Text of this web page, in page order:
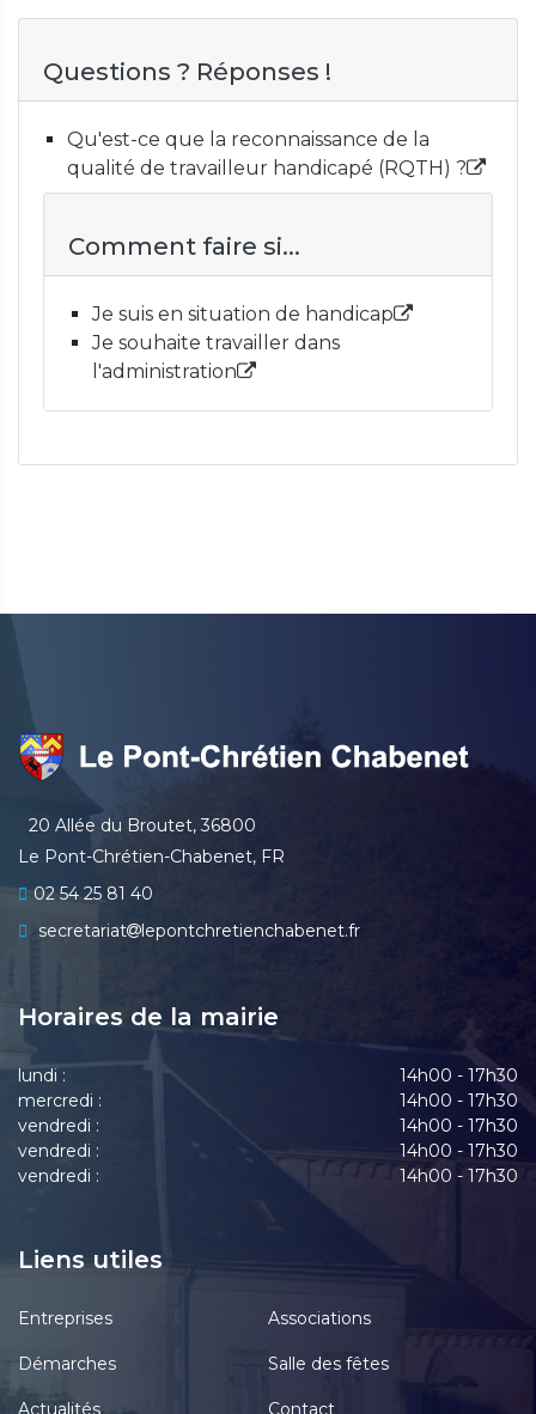
Questions ? Réponses !
Qu'est-ce que la reconnaissance de la
qualité de travailleur handicapé (RQTH) ?
Comment faire si...
Je suis en situation de handicap
Je souhaite travailler dans
l'administration
20 Allée du Broutet, 36800
Le Pont-Chrétien-Chabenet, FR
02 54 25 81 40
secretariat
lepontchretienchabenet.fr
Horaires de la mairie
lundi :
14h00 - 17h30
mercredi :
14h00 - 17h30
vendredi :
14h00 - 17h30
vendredi :
14h00 - 17h30
vendredi :
14h00 - 17h30
Liens utiles
Entreprises Associations
Démarches Salle des fêtes
Actualités Contact